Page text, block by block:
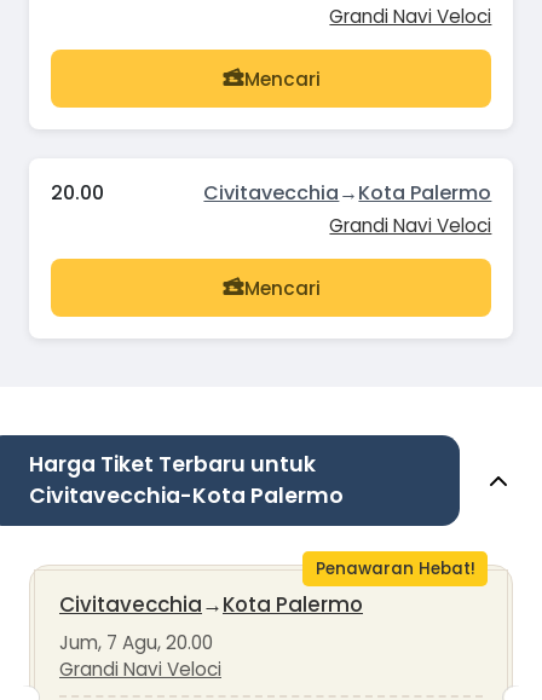
Grandi Navi Veloci
Mencari
20.00 Civitavecchia→Kota Palermo
Grandi Navi Veloci
Mencari
Harga Tiket Terbaru untuk
Civitavecchia-Kota Palermo
Penawaran Hebat!
Civitavecchia→Kota Palermo
Jum, 7 Agu, 20.00
Grandi Navi Veloci